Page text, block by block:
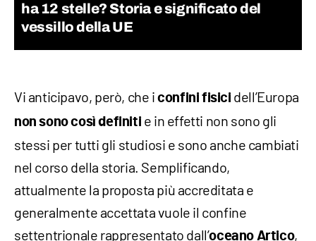
ha 12 stelle? Storia e significato del
vessillo della UE
Vi anticipavo, però, che iconfini fisici dell’Europa
non sono così definiti e in effetti non sono gli
stessi per tutti gli studiosi e sono anche cambiati
nel corso della storia. Semplificando,
attualmente la proposta più accreditata e
generalmente accettata vuole il confine
settentrionale rappresentato dall’oceano Artico,